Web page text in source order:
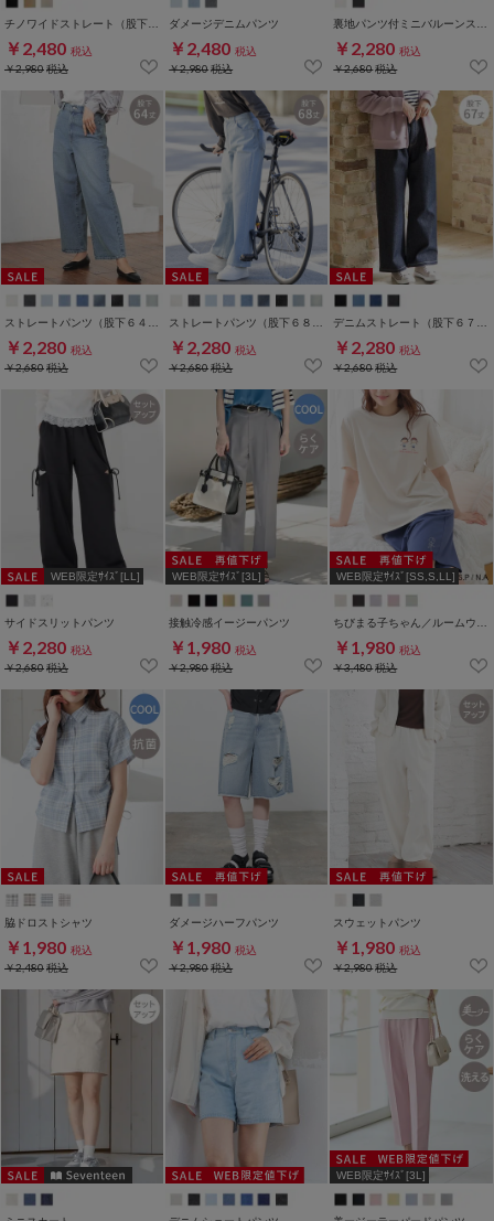
￥2,480 税込
￥2,980税込
ダメージデニムパンツ
￥2,480 税込
￥2,980税込
￥2,280 税込
￥2,680税込
ストレートパンツ（股下６４ｃｍ）
￥2,280 税込
￥2,680税込
ストレートパンツ（股下６８ｃｍ）
￥2,280 税込
￥2,680税込
デニムストレート（股下６７ｃｍ）
￥2,280 税込
￥2,680税込
WEB限定ｻｲｽﾞ[LL]
サイドスリットパンツ
￥2,280 税込
￥2,680税込
WEB限定ｻｲｽﾞ[3L]
接触冷感イージーパンツ
￥1,980 税込
￥2,980税込
WEB限定ｻｲｽﾞ[SS,S,LL]
￥1,980 税込
￥3,480税込
脇ドロストシャツ
￥1,980 税込
￥2,480税込
ダメージハーフパンツ
￥1,980 税込
￥2,980税込
スウェットパンツ
￥1,980 税込
￥2,980税込
WEB限定ｻｲｽﾞ[3L]